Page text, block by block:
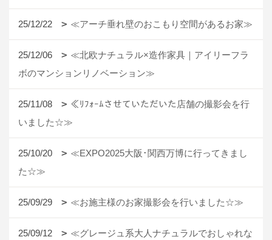
25/12/22 ≪アーチ垂れ壁のおこもり空間があるお家≫
25/12/06
≪北欧ナチュラル×造作家具｜アイリーフラ
ボのマンションリノベーション≫
25/11/08
≪ﾘﾌｫｰﾑさせていただいた店舗の撮影会を行
いました☆≫
25/10/20
≪EXPO2025大阪･関西万博に行ってきまし
た☆≫
25/09/29 ≪お施主様のお家撮影会を行いました☆≫
25/09/12
≪グレージュ系大人ナチュラルでおしゃれな